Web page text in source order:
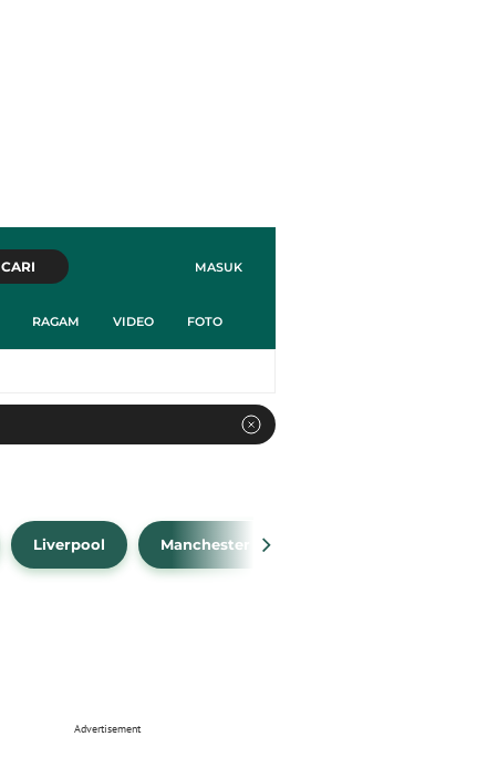
MASUK
CARI
RAGAM VIDEO FOTO
Liverpool Manchester City
Advertisement